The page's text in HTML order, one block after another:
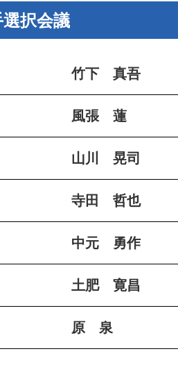
択会議
竹下 真吾
風張 蓮
山川 晃司
寺田 哲也
中元 勇作
土肥 寛昌
原 泉